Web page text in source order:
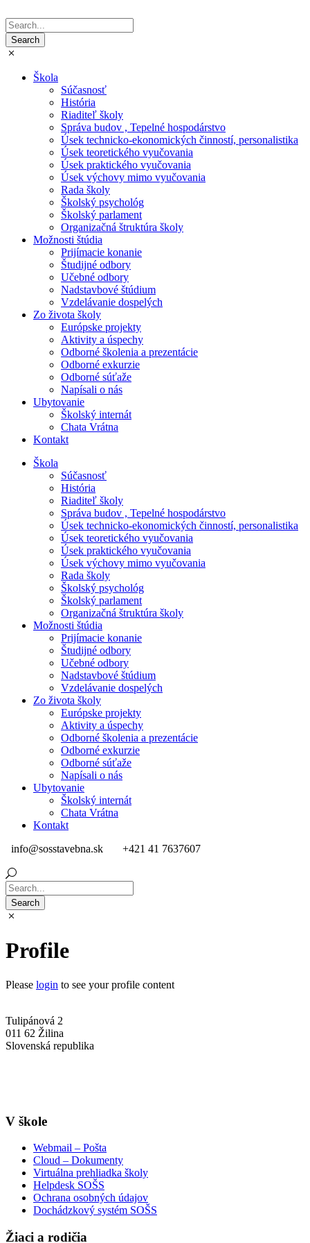
Škola
Súčasnosť
História
Riaditeľ školy
Správa budov , Tepelné hospodárstvo
Úsek technicko-ekonomických činností, personalistika
Úsek teoretického vyučovania
Úsek praktického vyučovania
Úsek výchovy mimo vyučovania
Rada školy
Školský psychológ
Školský parlament
Organizačná štruktúra školy
Možnosti štúdia
Prijímacie konanie
Študijné odbory
Učebné odbory
Nadstavbové štúdium
Vzdelávanie dospelých
Zo života školy
Európske projekty
Aktivity a úspechy
Odborné školenia a prezentácie
Odborné exkurzie
Odborné súťaže
Napísali o nás
Ubytovanie
Školský internát
Chata Vrátna
Kontakt
Škola
Súčasnosť
História
Riaditeľ školy
Správa budov , Tepelné hospodárstvo
Úsek technicko-ekonomických činností, personalistika
Úsek teoretického vyučovania
Úsek praktického vyučovania
Úsek výchovy mimo vyučovania
Rada školy
Školský psychológ
Školský parlament
Organizačná štruktúra školy
Možnosti štúdia
Prijímacie konanie
Študijné odbory
Učebné odbory
Nadstavbové štúdium
Vzdelávanie dospelých
Zo života školy
Európske projekty
Aktivity a úspechy
Odborné školenia a prezentácie
Odborné exkurzie
Odborné súťaže
Napísali o nás
Ubytovanie
Školský internát
Chata Vrátna
Kontakt
info@sosstavebna.sk
+421 41 7637607
Profile
Please login to see your profile content
Tulipánová 2
011 62 Žilina
Slovenská republika
V škole
Webmail – Pošta
Cloud – Dokumenty
Virtuálna prehliadka školy
Helpdesk SOŠS
Ochrana osobných údajov
Dochádzkový systém SOŠS
Žiaci a rodičia